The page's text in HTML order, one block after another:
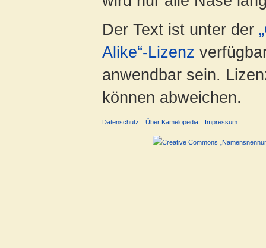
Der Text ist unter der
Alike“-Lizenz
anwendbar sein.
können abweichen.
Datenschutz Über Kamelopedia Impressum